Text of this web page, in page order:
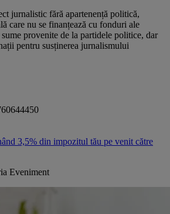
jurnalistic fără apartenență politică,
care nu se finanțează cu fonduri ale
provenite de la partidele politice, dar
pentru susținerea jurnalismului
3,5% din impozitul tău pe venit către
Eveniment